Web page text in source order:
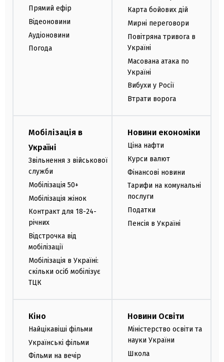
Прямий ефір
Відеоновини
Аудіоновини
Погода
Карта бойових дій
Мирні переговори
Повітряна тривога в
Україні
Масована атака по
Україні
Вибухи у Росії
Втрати ворога
Мобілізація в
Україні
Звільнення з військової
служби
Мобілізація 50+
Мобілізація жінок
Контракт для 18-24-
річних
Відстрочка від
мобілізації
Мобілізація в Україні:
скільки осіб мобілізує
ТЦК
Новини економіки
Ціна нафти
Курси валют
Фінансові новини
Тарифи на комунальні
послуги
Податки
Пенсія в Україні
Кіно
Найцікавіші фільми
Українські фільми
Фільми на вечір
Новини Освіти
Міністерство освіти та
науки України
Школа